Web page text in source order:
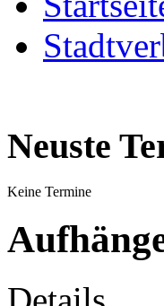
Neuste
Keine Termine